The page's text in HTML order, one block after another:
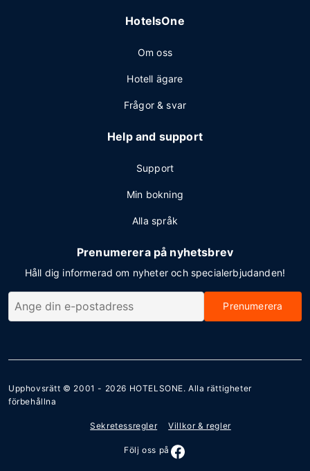
HotelsOne
Om oss
Hotell ägare
Frågor & svar
Help and support
Support
Min bokning
Alla språk
Prenumerera på nyhetsbrev
Håll dig informerad om nyheter och specialerbjudanden!
Prenumerera
Upphovsrätt © 2001 - 2026 HOTELSONE. Alla rättigheter
förbehållna
Sekretessregler Villkor & regler
Följ oss på